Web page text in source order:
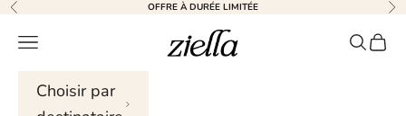
Skip to content
Précédent OFFRE À DURÉE LIMITÉE
Ziella
Menu de navigation
Choisir par